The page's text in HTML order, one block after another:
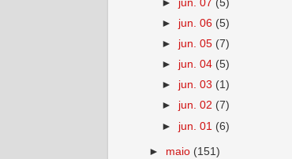
► jun. 07 (5)
► jun. 06 (5)
► jun. 05 (7)
► jun. 04 (5)
► jun. 03 (1)
► jun. 02 (7)
► jun. 01 (6)
► maio (151)